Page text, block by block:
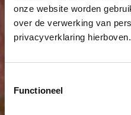
onze website worden
over de verwerking van
privacyverklaring hierboven.
Functioneel